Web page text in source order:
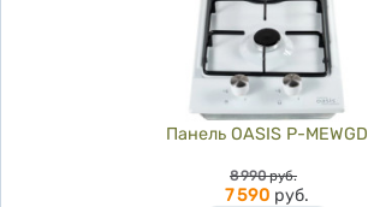
Панель OASIS P-MEWGD
Цена
8 990 руб.
7 590 руб.